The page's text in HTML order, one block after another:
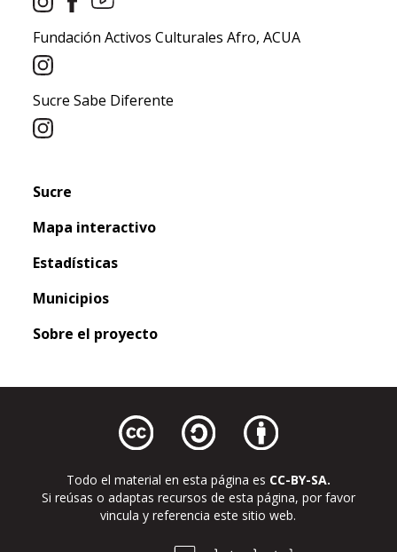
Fundación Activos Culturales Afro, ACUA
Sucre Sabe Diferente
Sucre
Mapa interactivo
Estadísticas
Municipios
Sobre el proyecto
Todo el material en esta página es CC-BY-SA.
Si reúsas o adaptas recursos de esta página, por favor
vincula y referencia este sitio web.